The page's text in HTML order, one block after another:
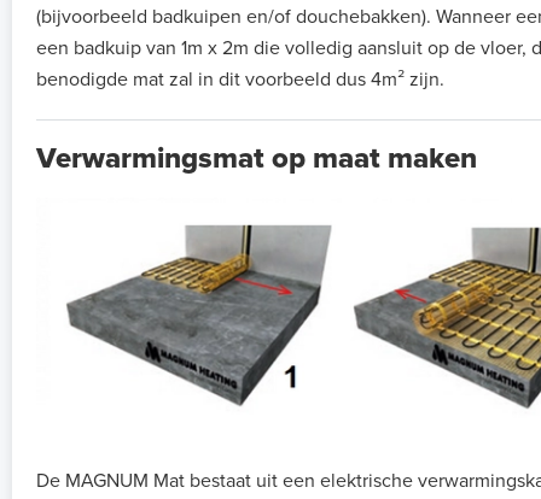
(bijvoorbeeld badkuipen en/of douchebakken). Wanneer
een badkuip van 1m x 2m die volledig aansluit op de
benodigde mat zal in dit voorbeeld dus 4m² zijn.
Verwarmingsmat op maat maken
De MAGNUM Mat bestaat uit een elektrische